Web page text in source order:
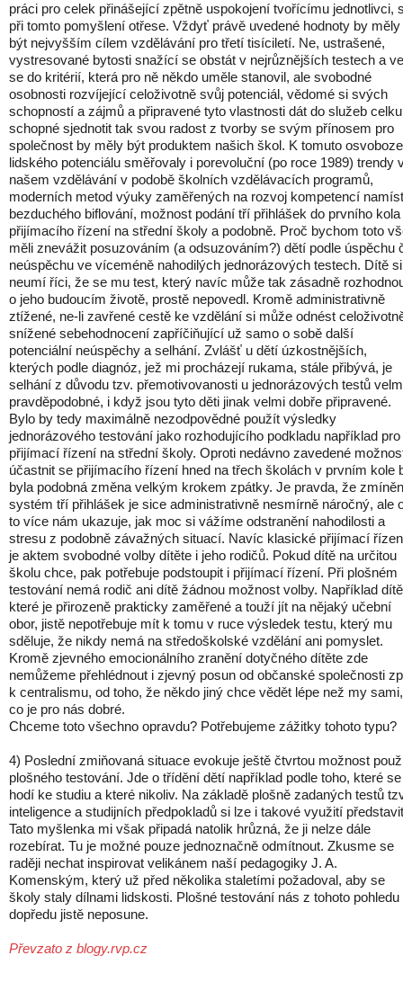
práci pro celek přinášející zpětně uspokojení tvořícímu jednotlivci,
při tomto pomyšlení otřese. Vždyť právě uvedené hodnoty by měly
být nejvyšším cílem vzdělávání pro třetí tisíciletí. Ne, ustrašené,
vystresované bytosti snažící se obstát v nejrůznějších testech a
se do kritérií, která pro ně někdo uměle stanovil, ale svobodné
osobnosti rozvíjející celoživotně svůj potenciál, vědomé si svých
schopností a zájmů a připravené tyto vlastnosti dát do služeb
schopné sjednotit tak svou radost z tvorby se svým přínosem pro
společnost by měly být produktem našich škol. K tomuto
lidského potenciálu směřovaly i porevoluční (po roce 1989) trendy
našem vzdělávání v podobě školních vzdělávacích programů,
moderních metod výuky zaměřených na rozvoj kompetencí
bezduchého biflování, možnost podání tří přihlášek do prvního kola
přijímacího řízení na střední školy a podobně. Proč bychom toto
měli znevážit posuzováním (a odsuzováním?) dětí podle úspěchu
neúspěchu ve víceméně nahodilých jednorázových testech. Dítě si
neumí říci, že se mu test, který navíc může tak zásadně
o jeho budoucím životě, prostě nepovedl. Kromě administrativně
ztížené, ne-li zavřené cestě ke vzdělání si může odnést
snížené sebehodnocení zapříčiňující už samo o sobě další
potenciální neúspěchy a selhání. Zvlášť u dětí úzkostnějších,
kterých podle diagnóz, jež mi procházejí rukama, stále přibývá, je
selhání z důvodu tzv. přemotivovanosti u jednorázových testů
pravděpodobné, i když jsou tyto děti jinak velmi dobře připravené.
Bylo by tedy maximálně nezodpovědné použít výsledky
jednorázového testování jako rozhodujícího podkladu například pro
přijímací řízení na střední školy. Oproti nedávno zavedené
účastnit se přijímacího řízení hned na třech školách v prvním kole
byla podobná změna velkým krokem zpátky. Je pravda, že
systém tří přihlášek je sice administrativně nesmírně náročný, ale
to více nám ukazuje, jak moc si vážíme odstranění nahodilosti a
stresu z podobně závažných situací. Navíc klasické přijímací
je aktem svobodné volby dítěte i jeho rodičů. Pokud dítě na určitou
školu chce, pak potřebuje podstoupit i přijímací řízení. Při plošném
testování nemá rodič ani dítě žádnou možnost volby. Například
které je přirozeně prakticky zaměřené a touží jít na nějaký učební
obor, jistě nepotřebuje mít k tomu v ruce výsledek testu, který mu
sděluje, že nikdy nemá na středoškolské vzdělání ani pomyslet.
Kromě zjevného emocionálního zranění dotyčného dítěte zde
nemůžeme přehlédnout i zjevný posun od občanské společnosti
k centralismu, od toho, že někdo jiný chce vědět lépe než my sami,
co je pro nás dobré.
Chceme toto všechno opravdu? Potřebujeme zážitky tohoto typu?
4) Poslední zmiňovaná situace evokuje ještě čtvrtou možnost
plošného testování. Jde o třídění dětí například podle toho, které se
hodí ke studiu a které nikoliv. Na základě plošně zadaných testů
inteligence a studijních předpokladů si lze i takové využití
Tato myšlenka mi však připadá natolik hrůzná, že ji nelze dále
rozebírat. Tu je možné pouze jednoznačně odmítnout. Zkusme se
raději nechat inspirovat velikánem naší pedagogiky J. A.
Komenským, který už před několika staletími požadoval, aby se
školy staly dílnami lidskosti. Plošné testování nás z tohoto pohledu
dopředu jistě neposune.
Převzato z blogy.rvp.cz